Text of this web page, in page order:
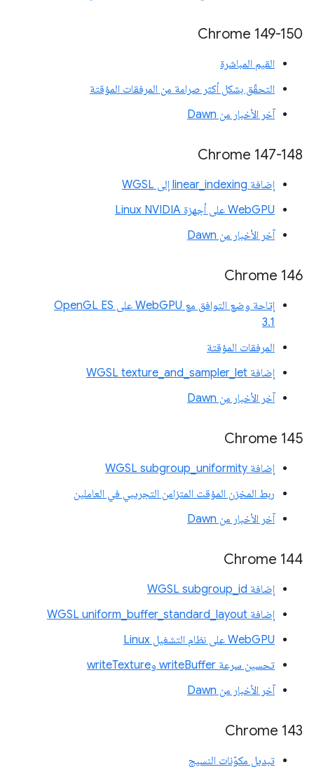
‫Chrome 149-150
القيم المباشرة
التحقّق بشكل أكثر صرامة من المرفقات المؤقتة
آخر الأخبار من Dawn
Chrome 147-148
إضافة linear_indexing إلى WGSL
WebGPU على أجهزة Linux NVIDIA
آخر الأخبار من Dawn
‫Chrome 146
إتاحة وضع التوافق مع WebGPU على OpenGL ES
3.1
المرفقات المؤقتة
إضافة WGSL texture_and_sampler_let
آخر الأخبار من Dawn
Chrome 145
إضافة WGSL subgroup_uniformity
ربط المخزن المؤقت المتزامن التجريبي في العاملين
آخر الأخبار من Dawn
‫Chrome 144
إضافة WGSL subgroup_id
إضافة WGSL uniform_buffer_standard_layout
WebGPU على نظام التشغيل Linux
تحسين سرعة writeBuffer وwriteTexture
آخر الأخبار من Dawn
Chrome 143
تبديل مكوّنات النسيج